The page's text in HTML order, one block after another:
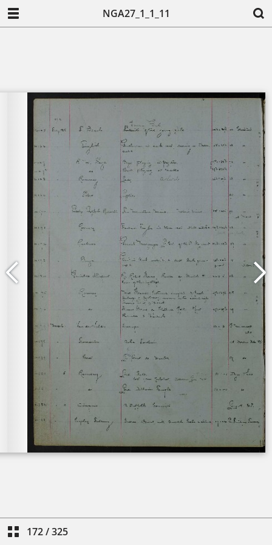
NGA27_1_1_11
172/325